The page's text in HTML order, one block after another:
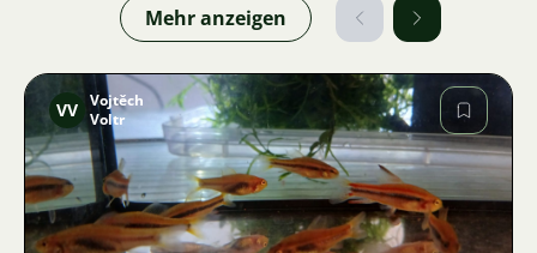
Mehr anzeigen
Bild
VV Vojtěch
Voltr